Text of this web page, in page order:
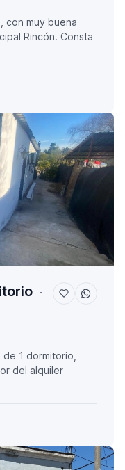
con muy buena
Rincón. Consta
-
1 dormitorio,
del alquiler